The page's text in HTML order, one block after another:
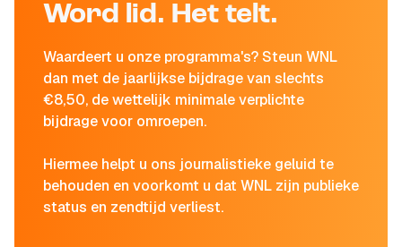
Word lid. Het telt.
Waardeert u onze programma's? Steun WNL
dan met de jaarlijkse bijdrage van slechts
€8,50, de wettelijk minimale verplichte
bijdrage voor omroepen.
Hiermee helpt u ons journalistieke geluid te
behouden en voorkomt u dat WNL zijn publieke
status en zendtijd verliest.